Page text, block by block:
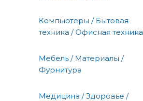
Компьютеры / Бытовая
техника / Офисная техника
Мебель / Материалы /
Фурнитура
Медицина / Здоровье /